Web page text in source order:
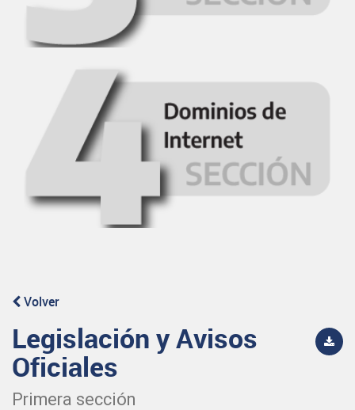
Volver
Legislación y Avisos
Oficiales
Primera sección